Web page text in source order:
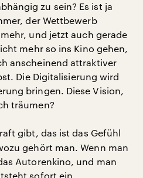
zu sein? Es ist ja
der Wettbewerb
und jetzt auch gerade
mehr so ins Kino gehen,
anscheinend attraktiver
Die Digitalisierung wird
bringen. Diese Vision,
träumen?
gibt, das ist das Gefühl
gehört man. Wenn man
Autorenkino, und man
sofort ein